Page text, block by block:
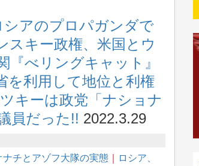
シアのプロパガンダで
スキー政権、米国とウ
べリングキャット』
を利用して地位と利権
キーは政党「ナショナ
員だった!! 2022.3.29
ナチとアゾフ大隊の実態
ロシア、